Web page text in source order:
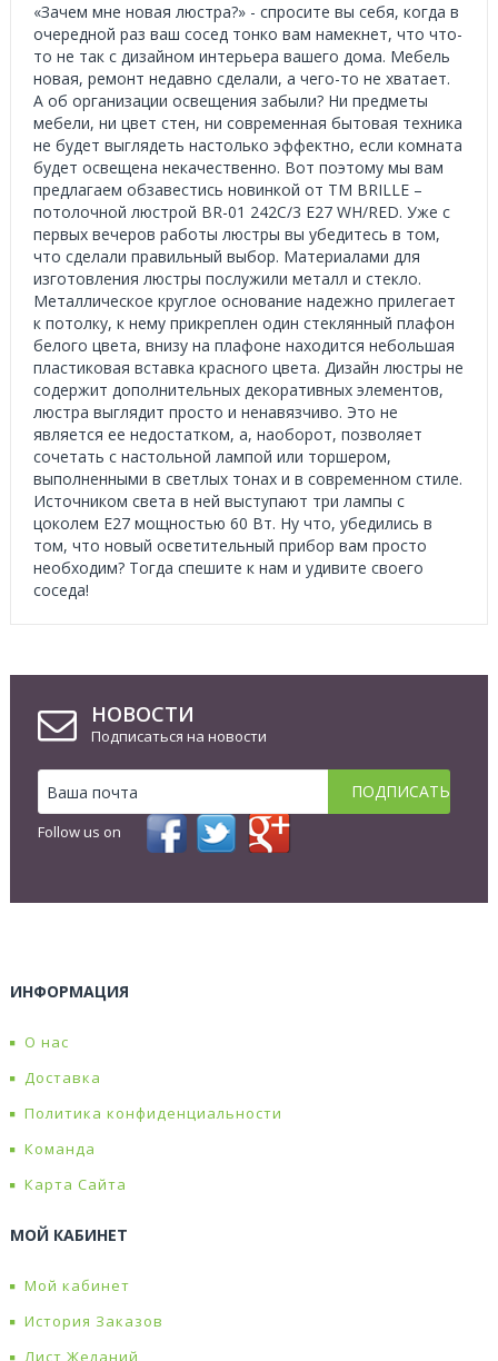
«Зачем мне новая люстра?» - спросите вы себя, когда в
очередной раз ваш сосед тонко вам намекнет, что что-
то не так с дизайном интерьера вашего дома. Мебель
новая, ремонт недавно сделали, а чего-то не хватает.
А об организации освещения забыли? Ни предметы
мебели, ни цвет стен, ни современная бытовая техника
не будет выглядеть настолько эффектно, если комната
будет освещена некачественно. Вот поэтому мы вам
предлагаем обзавестись новинкой от ТМ BRILLE –
потолочной люстрой BR-01 242C/3 E27 WH/RED. Уже с
первых вечеров работы люстры вы убедитесь в том,
что сделали правильный выбор. Материалами для
изготовления люстры послужили металл и стекло.
Металлическое круглое основание надежно прилегает
к потолку, к нему прикреплен один стеклянный плафон
белого цвета, внизу на плафоне находится небольшая
пластиковая вставка красного цвета. Дизайн люстры не
содержит дополнительных декоративных элементов,
люстра выглядит просто и ненавязчиво. Это не
является ее недостатком, а, наоборот, позволяет
сочетать с настольной лампой или торшером,
выполненными в светлых тонах и в современном стиле.
Источником света в ней выступают три лампы с
цоколем Е27 мощностью 60 Вт. Ну что, убедились в
том, что новый осветительный прибор вам просто
необходим? Тогда спешите к нам и удивите своего
соседа!
НОВОСТИ
Подписаться на новости
Follow us on
ИНФОРМАЦИЯ
О нас
Доставка
Политика конфиденциальности
Команда
Карта Сайта
МОЙ КАБИНЕТ
Мой кабинет
История Заказов